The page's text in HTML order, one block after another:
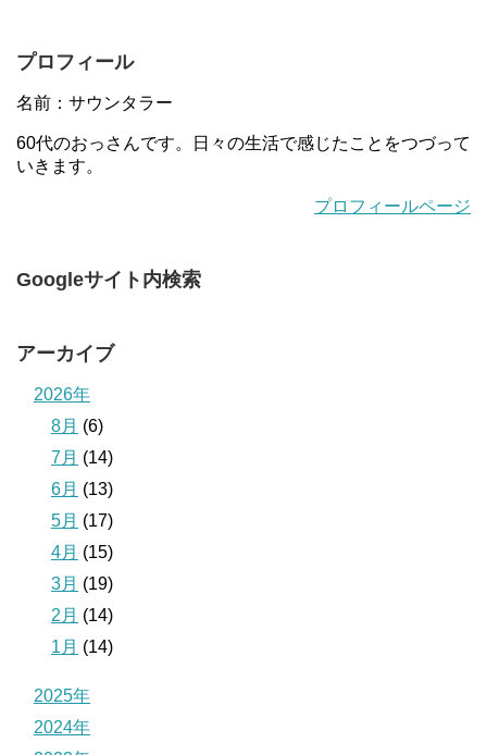
プロフィール
名前：サウンタラー
60代のおっさんです。日々の生活で感じたことをつづって
いきます。
プロフィールページ
Googleサイト内検索
アーカイブ
2026年
8月 (6)
7月 (14)
6月 (13)
5月 (17)
4月 (15)
3月 (19)
2月 (14)
1月 (14)
2025年
2024年